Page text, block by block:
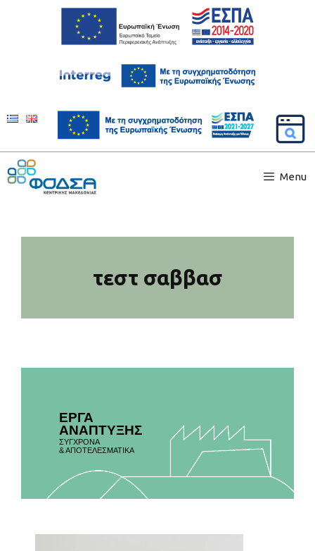
Menu
τεστ σαββασ
ΣΥΓΧΡΟΝΑ
& ΑΠΟΤΕΛΕΣΜΑΤΙΚΑ
ΕΡΓΑ
ΑΝΑΠΤΥΞΗΣ